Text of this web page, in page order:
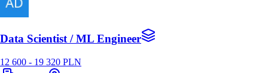
Data Scientist / ML Engineer
12 600 - 19 320 PLN